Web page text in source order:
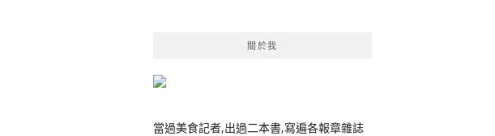
關於我
當過美食記者,出過二本書,寫遍各報章雜誌